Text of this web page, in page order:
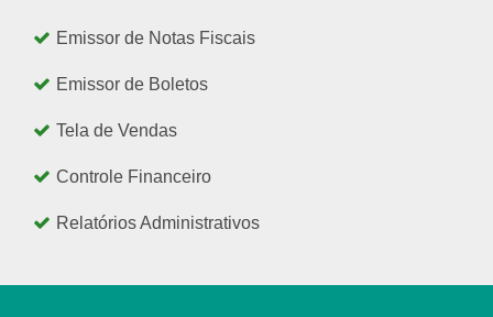
Emissor de Notas Fiscais
Emissor de Boletos
Tela de Vendas
Controle Financeiro
Relatórios Administrativos